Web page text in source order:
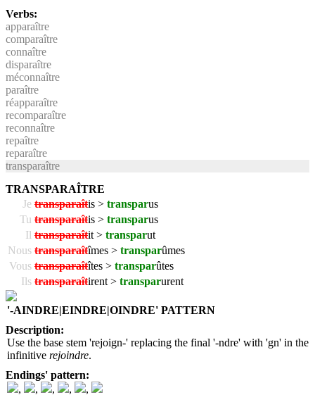
Verbs:
apparaître
comparaître
connaître
disparaître
méconnaître
paraître
réapparaître
recomparaître
reconnaître
repaître
reparaître
transparaître
TRANSPARAÎTRE
Je transparaîtis > transparus
Tu transparaîtis > transparus
Il transparaîtit > transparut
Nous transparaîtîmes > transparûmes
Vous transparaîtîtes > transparûtes
Ils transparaîtirent > transparurent
'-AINDRE|EINDRE|OINDRE' PATTERN
Description:
Use the base stem 'rejoign-' replacing the final '-ndre' with 'gn' in the
infinitive rejoindre.
Endings' pattern:
,
, , ,
,